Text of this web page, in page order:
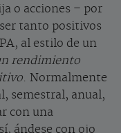
o acciones – por
tanto positivos
al estilo de un
rendimiento
. Normalmente
semestral, anual,
con una
ándese con ojo